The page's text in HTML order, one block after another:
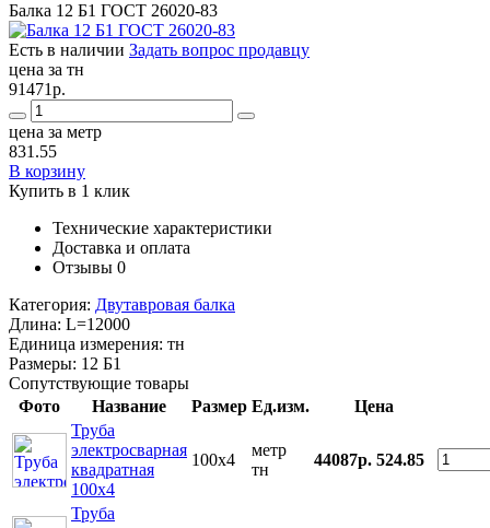
Балка 12 Б1 ГОСТ 26020-83
Есть в наличии Задать вопрос продавцу
цена за тн
91471р.
цена за метр
831.55
В корзину
Купить в 1 клик
Технические характеристики
Доставка и оплата
Отзывы 0
Категория: Двутавровая балка
Длина: L=12000
Единица измерения: тн
Размеры: 12 Б1
Сопутствующие товары
Фото
Название Размер Ед.изм.
Цена
Труба
электросварная
квадратная
100x4
100x4
метр
тн
44087р. 524.85
Труба